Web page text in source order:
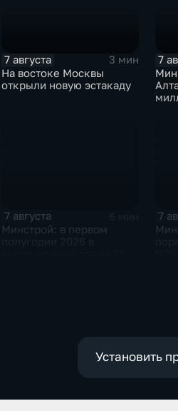
7 августа
3 мин
На востоке Москвы
открыли новую эстакаду
7
7 августа
Минстрой: в первом
7
Установить